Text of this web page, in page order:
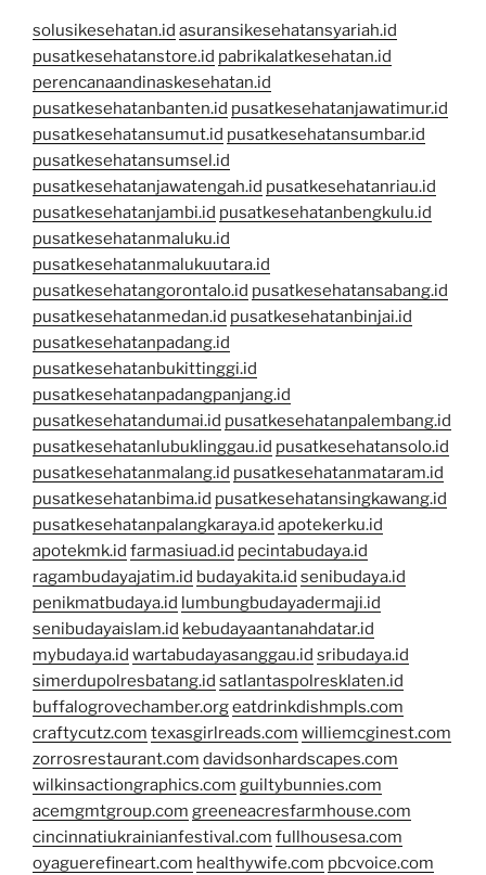
solusikesehatan.id asuransikesehatansyariah.id
pusatkesehatanstore.id pabrikalatkesehatan.id
perencanaandinaskesehatan.id
pusatkesehatanbanten.id pusatkesehatanjawatimur.id
pusatkesehatansumut.id pusatkesehatansumbar.id
pusatkesehatansumsel.id
pusatkesehatanjawatengah.id pusatkesehatanriau.id
pusatkesehatanjambi.id pusatkesehatanbengkulu.id
pusatkesehatanmaluku.id
pusatkesehatanmalukuutara.id
pusatkesehatangorontalo.id pusatkesehatansabang.id
pusatkesehatanmedan.id pusatkesehatanbinjai.id
pusatkesehatanpadang.id
pusatkesehatanbukittinggi.id
pusatkesehatanpadangpanjang.id
pusatkesehatandumai.id pusatkesehatanpalembang.id
pusatkesehatanlubuklinggau.id pusatkesehatansolo.id
pusatkesehatanmalang.id pusatkesehatanmataram.id
pusatkesehatanbima.id pusatkesehatansingkawang.id
pusatkesehatanpalangkaraya.id apotekerku.id
apotekmk.id farmasiuad.id pecintabudaya.id
ragambudayajatim.id budayakita.id senibudaya.id
penikmatbudaya.id lumbungbudayadermaji.id
senibudayaislam.id kebudayaantanahdatar.id
mybudaya.id wartabudayasanggau.id sribudaya.id
simerdupolresbatang.id satlantaspolresklaten.id
buffalogrovechamber.orgeatdrinkdishmpls.com
craftycutz.com texasgirlreads.com williemcginest.com
zorrosrestaurant.com davidsonhardscapes.com
wilkinsactiongraphics.com guiltybunnies.com
acemgmtgroup.com greeneacresfarmhouse.com
cincinnatiukrainianfestival.com fullhousesa.com
oyaguerefineart.com healthywife.com pbcvoice.com